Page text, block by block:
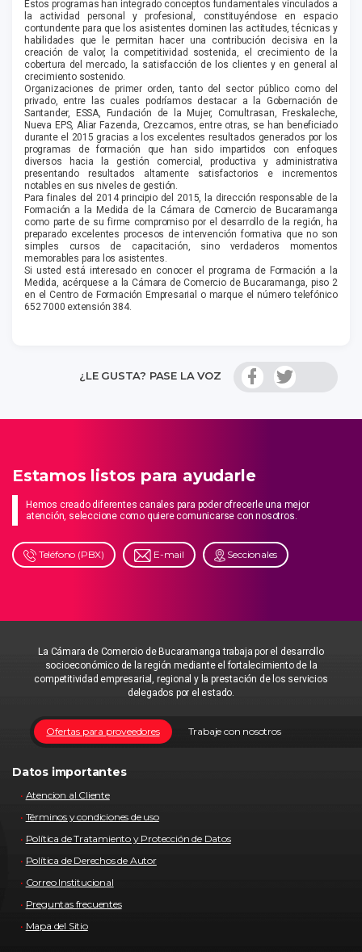
Estos programas han integrado conceptos fundamentales vinculados a
la actividad personal y profesional, constituyéndose en espacio
contundente para que los asistentes dominen las actitudes, técnicas y
habilidades que le permitan hacer una contribución decisiva en la
creación de valor, la competitividad sostenida, el crecimiento de la
cobertura del mercado, la satisfacción de los clientes y en general al
crecimiento sostenido.
Organizaciones de primer orden, tanto del sector público como del
privado, entre las cuales podríamos destacar a la Gobernación de
Santander, ESSA, Fundación de la Mujer, Comultrasan, Freskaleche,
Nueva EPS, Aliar Fazenda, Crezcamos, entre otras, se han beneficiado
durante el 2015 gracias a los excelentes resultados generados por los
programas de formación que han sido impartidos con enfoques
diversos hacia la gestión comercial, productiva y administrativa
presentando resultados altamente satisfactorios e incrementos
notables en sus niveles de gestión.
Para finales del 2014 principio del 2015, la dirección responsable de la
Formación a la Medida de la Cámara de Comercio de Bucaramanga
como parte de su firme compromiso por el desarrollo de la región, ha
preparado excelentes procesos de intervención formativa que no son
simples cursos de capacitación, sino verdaderos momentos
memorables para los asistentes.
Si usted está interesado en conocer el programa de Formación a la
Medida, acérquese a la Cámara de Comercio de Bucaramanga, piso 2
en el Centro de Formación Empresarial o marque el número telefónico
652 7000 extensión 384.
¿LE GUSTA? PASE LA VOZ
Estamos listos para ayudarle
Hemos creado diferentes canales para poder ofrecerle una mejor
atención, seleccione como quiere comunicarse con nosotros.
Teléfono (PBX) E-mail Seccionales
La Cámara de Comercio de Bucaramanga trabaja por el desarrollo
socioeconómico de la región mediante el fortalecimiento de la
competitividad empresarial, regional y la prestación de los servicios
delegados por el estado.
Trabaje con nosotros
Ofertas para proveedores
Datos importantes
Atencion al Cliente
Términos y condiciones de uso
Política de Tratamiento y Protección de Datos
Política de Derechos de Autor
Correo Institucional
Preguntas frecuentes
Mapa del Sitio